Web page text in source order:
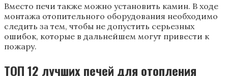
Вместо печи также можно установить камин. В ходе
монтажа отопительного оборудования необходимо
следить за тем, чтобы не допустить серьезных
ошибок, которые в дальнейшем могут привести к
пожару.
ТОП 12 лучших печей для отопления